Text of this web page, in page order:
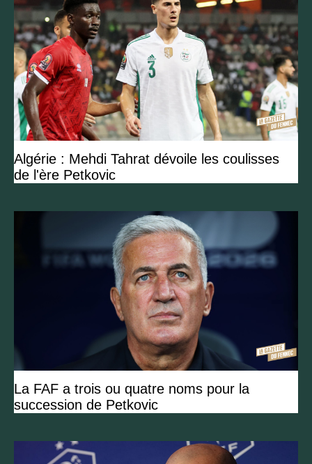
Algérie : Mehdi Tahrat dévoile les coulisses
de l'ère Petkovic
La FAF a trois ou quatre noms pour la
succession de Petkovic